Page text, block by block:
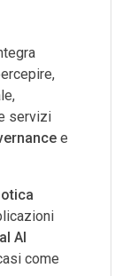
servizi
e
AI
come